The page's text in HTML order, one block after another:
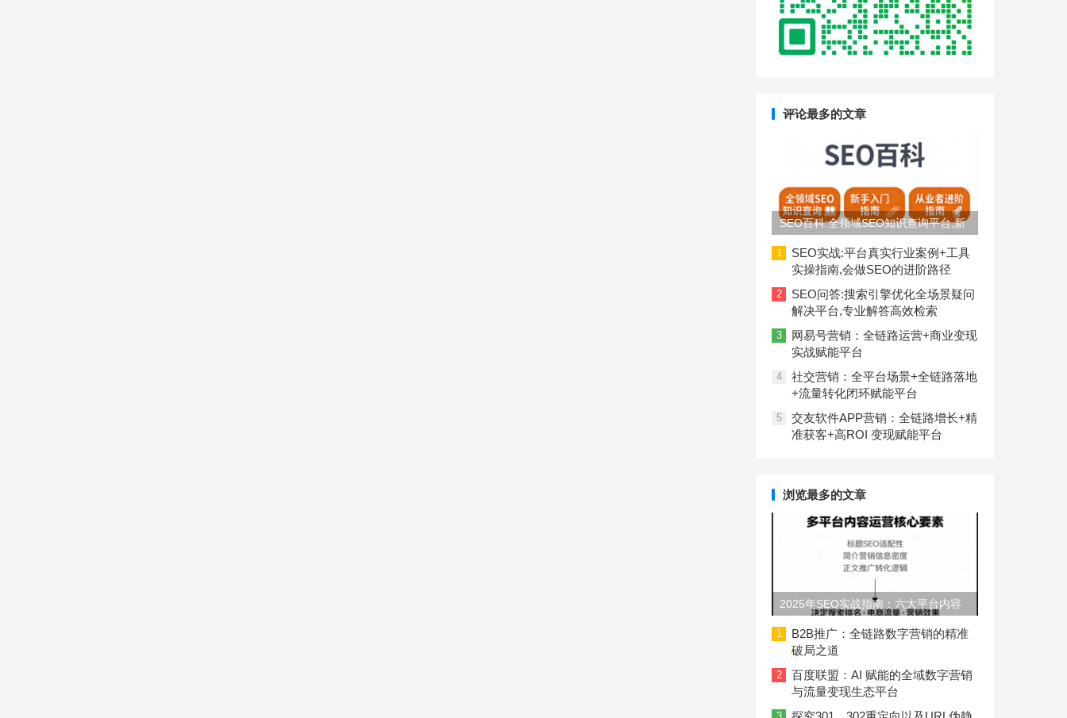
评论最多的文章
SEO百科:全领域SEO知识查询平台,新
手入门到从业者进阶指南
1
SEO实战:平台真实行业案例+工具
实操指南,会做SEO的进阶路径
2
SEO问答:搜索引擎优化全场景疑问
解决平台,专业解答高效检索
3
网易号营销：全链路运营+商业变现
实战赋能平台
4
社交营销：全平台场景+全链路落地
+流量转化闭环赋能平台
5
交友软件APP营销：全链路增长+精
准获客+高ROI 变现赋能平台
浏览最多的文章
2025年SEO实战指南：六大平台内容
长度与结构规范
1
B2B推广：全链路数字营销的精准
破局之道
2
百度联盟：AI 赋能的全域数字营销
与流量变现生态平台